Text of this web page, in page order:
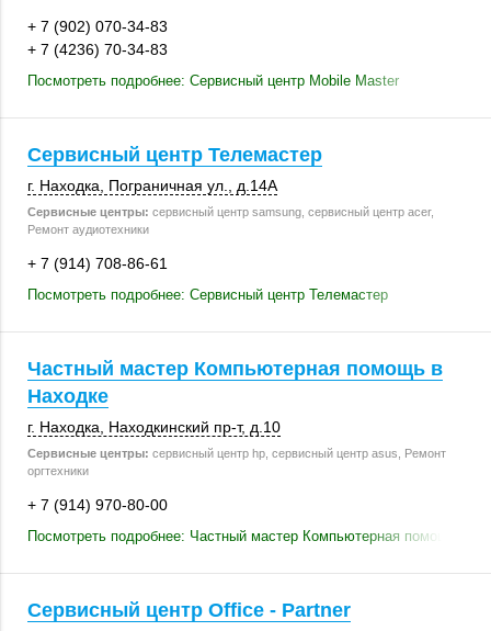
+ 7 (902) 070-34-83
+ 7 (4236) 70-34-83
Посмотреть подробнее: Сервисный центр Mobile Master
Сервисный центр Телемастер
г. Находка Пограничная ул. д.14А
Сервисные центры: сервисный центр samsung, сервисный центр acer,
Ремонт аудиотехники
+ 7 (914) 708-86-61
Посмотреть подробнее: Сервисный центр Телемастер
Частный мастер Компьютерная помощь в
Находке
г. Находка Находкинский пр-т, д.10
Сервисные центры: сервисный центр hp, сервисный центр asus, Ремонт
оргтехники
+ 7 (914) 970-80-00
Посмотреть подробнее: Частный мастер Компьютерная помощь в
Сервисный центр Office - Partner